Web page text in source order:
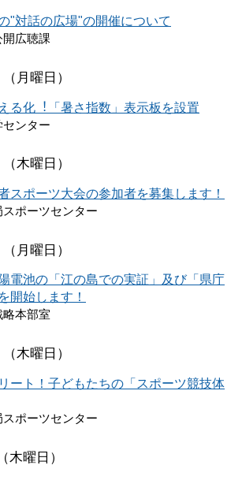
"対話の広場"の開催について
広聴課
月曜日）
る化︕「暑さ指数」表示板を設置
ンター
木曜日）
スポーツ大会の参加者を募集します！
ポーツセンター
月曜日）
電池の「江の島での実証」及び「県庁
開始します！
本部室
木曜日）
ート！子どもたちの「スポーツ競技体
ポーツセンター
木曜日）